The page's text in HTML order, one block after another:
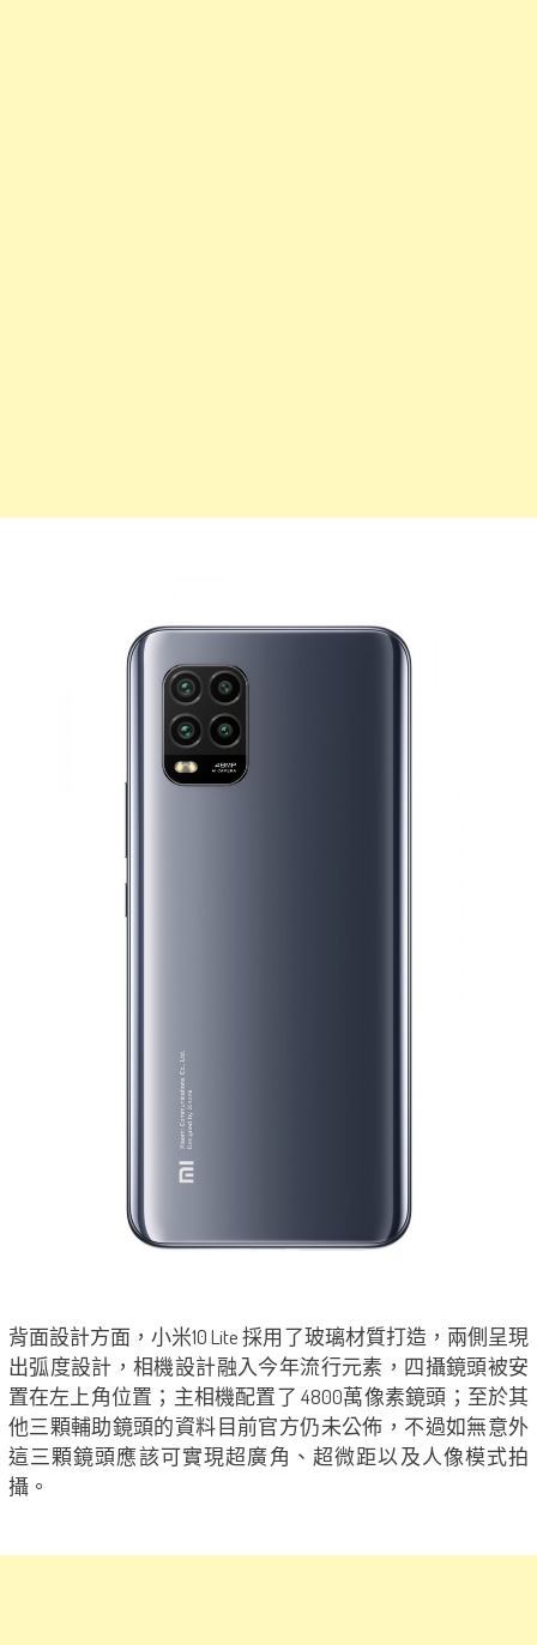
背面設計方面，小米10 Lite 採用了玻璃材質打造，兩側呈現
出弧度設計，相機設計融入今年流行元素，四攝鏡頭被安
置在左上角位置；主相機配置了 4800萬像素鏡頭；至於其
他三顆輔助鏡頭的資料目前官方仍未公佈，不過如無意外
這三顆鏡頭應該可實現超廣角、超微距以及人像模式拍
攝。